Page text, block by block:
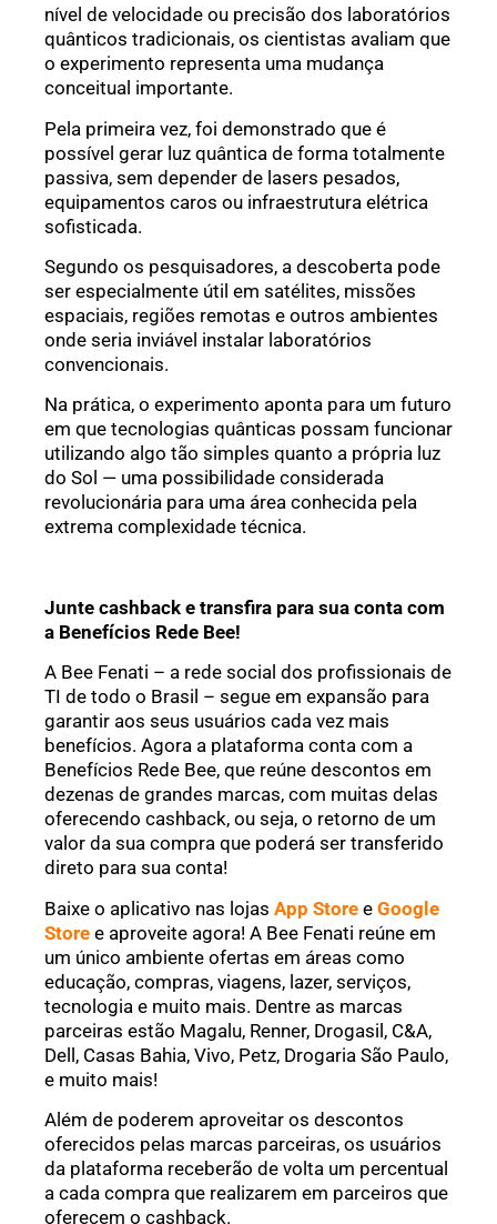
nível de velocidade ou precisão dos laboratórios
quânticos tradicionais, os cientistas avaliam que
o experimento representa uma mudança
conceitual importante.
Pela primeira vez, foi demonstrado que é
possível gerar luz quântica de forma totalmente
passiva, sem depender de lasers pesados,
equipamentos caros ou infraestrutura elétrica
sofisticada.
Segundo os pesquisadores, a descoberta pode
ser especialmente útil em satélites, missões
espaciais, regiões remotas e outros ambientes
onde seria inviável instalar laboratórios
convencionais.
Na prática, o experimento aponta para um futuro
em que tecnologias quânticas possam funcionar
utilizando algo tão simples quanto a própria luz
do Sol — uma possibilidade considerada
revolucionária para uma área conhecida pela
extrema complexidade técnica.
Junte cashback e transfira para sua conta com
a Benefícios Rede Bee!
A Bee Fenati – a rede social dos profissionais de
TI de todo o Brasil – segue em expansão para
garantir aos seus usuários cada vez mais
benefícios. Agora a plataforma conta com a
Benefícios Rede Bee, que reúne descontos em
dezenas de grandes marcas, com muitas delas
oferecendo cashback, ou seja, o retorno de um
valor da sua compra que poderá ser transferido
direto para sua conta!
Baixe o aplicativo nas lojas App Store e Google
Store e aproveite agora! A Bee Fenati reúne em
um único ambiente ofertas em áreas como
educação, compras, viagens, lazer, serviços,
tecnologia e muito mais. Dentre as marcas
parceiras estão Magalu, Renner, Drogasil, C&A,
Dell, Casas Bahia, Vivo, Petz, Drogaria São Paulo,
e muito mais!
Além de poderem aproveitar os descontos
oferecidos pelas marcas parceiras, os usuários
da plataforma receberão de volta um percentual
a cada compra que realizarem em parceiros que
oferecem o cashback.